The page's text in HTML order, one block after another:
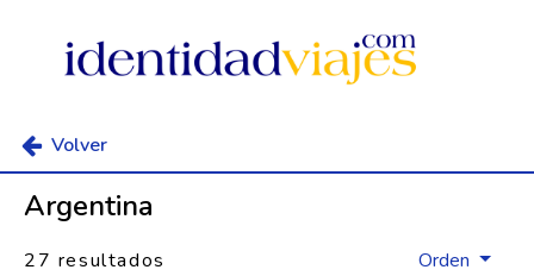
Volver
Argentina
27 resultados Orden